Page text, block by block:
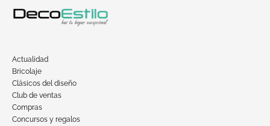
Actualidad
Bricolaje
Clásicos del diseño
Club de ventas
Compras
Concursos y regalos